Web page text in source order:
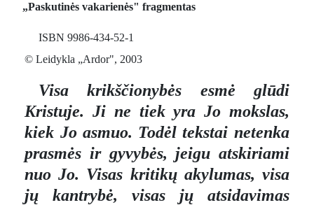
„Paskutinės vakarienės" fragmentas
ISBN 9986-434-52-1
© Leidykla „Ardor", 2003
Visa krikščionybės esmė glūdi
Kristuje. Ji ne tiek yra Jo mokslas,
kiek Jo asmuo. Todėl tekstai netenka
prasmės ir gyvybės, jeigu atskiriami
nuo Jo. Visas kritikų akylumas, visa
jų kantrybė, visas jų atsidavimas